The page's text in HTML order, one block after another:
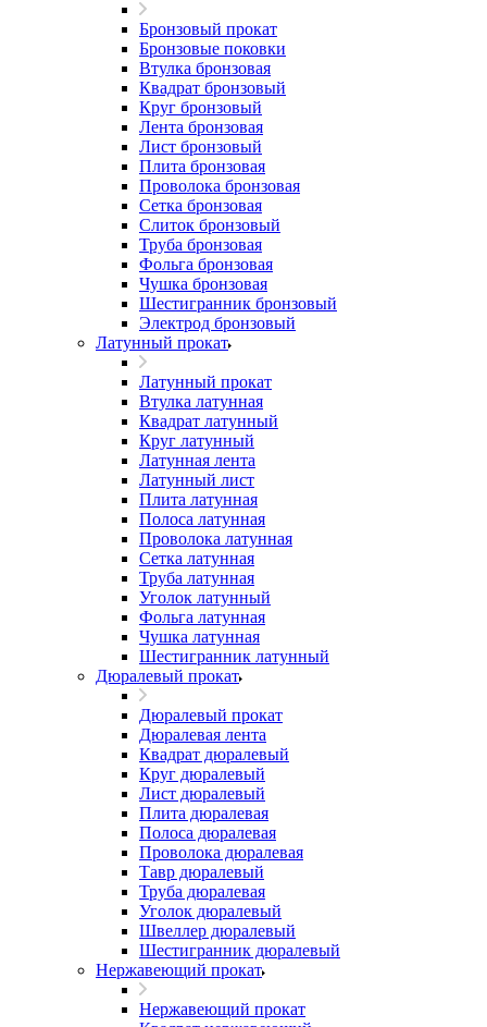
Бронзовый прокат
Бронзовые поковки
Втулка бронзовая
Квадрат бронзовый
Круг бронзовый
Лента бронзовая
Лист бронзовый
Плита бронзовая
Проволока бронзовая
Сетка бронзовая
Слиток бронзовый
Труба бронзовая
Фольга бронзовая
Чушка бронзовая
Шестигранник бронзовый
Электрод бронзовый
Латунный прокат
Латунный прокат
Втулка латунная
Квадрат латунный
Круг латунный
Латунная лента
Латунный лист
Плита латунная
Полоса латунная
Проволока латунная
Сетка латунная
Труба латунная
Уголок латунный
Фольга латунная
Чушка латунная
Шестигранник латунный
Дюралевый прокат
Дюралевый прокат
Дюралевая лента
Квадрат дюралевый
Круг дюралевый
Лист дюралевый
Плита дюралевая
Полоса дюралевая
Проволока дюралевая
Тавр дюралевый
Труба дюралевая
Уголок дюралевый
Швеллер дюралевый
Шестигранник дюралевый
Нержавеющий прокат
Нержавеющий прокат